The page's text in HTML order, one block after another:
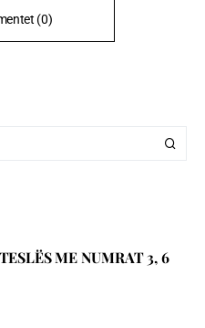
(0)
ME NUMRAT 3, 6